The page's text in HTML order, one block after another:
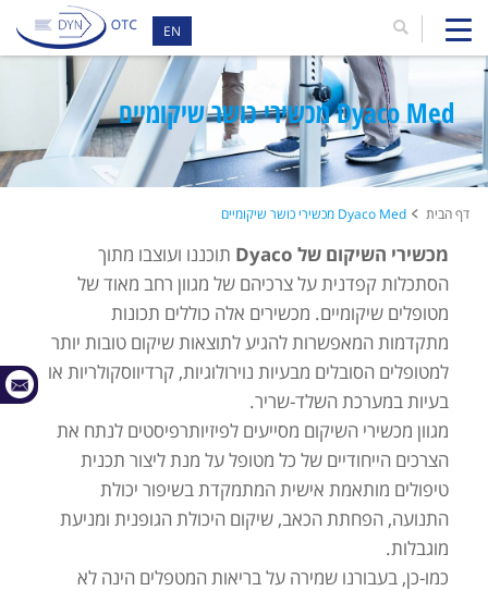
EN
Dyaco Med מכשירי כושר שיקומיים
דף הבית Dyaco Med מכשירי כושר שיקומיים
מכשירי השיקום של Dyaco
תוכננו ועוצבו מתוך
הסתכלות קפדנית על צרכיהם של מגוון רחב מאוד של
מטופלים שיקומיים. מכשירים אלה כוללים תכונות
מתקדמות המאפשרות להגיע לתוצאות שיקום טובות יותר
למטופלים הסובלים מבעיות נוירולוגיות, קרדיווסקולריות או
בעיות במערכת השלד-שריר.
מגוון מכשירי השיקום מסייעים לפיזיותרפיסטים לנתח את
הצרכים הייחודיים של כל מטופל על מנת ליצור תכנית
טיפולים מותאמת אישית המתמקדת בשיפור יכולת
התנועה, הפחתת הכאב, שיקום היכולת הגופנית ומניעת
מוגבלות.
כמו-כן, בעבורנו שמירה על בריאות המטפלים הינה לא